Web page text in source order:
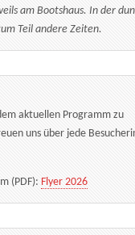
am Bootshaus. In der
Teil andere Zeiten.
aktuellen Programm zu
uns über jede
(PDF):Flyer 2026